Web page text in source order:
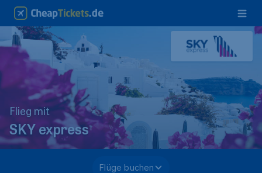
Flieg mit
SKY express
Flüge buchen